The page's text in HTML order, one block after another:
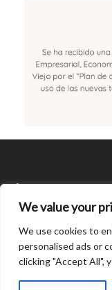
We value your
We use cookies to
personalised ads or
clicking "Accept All",